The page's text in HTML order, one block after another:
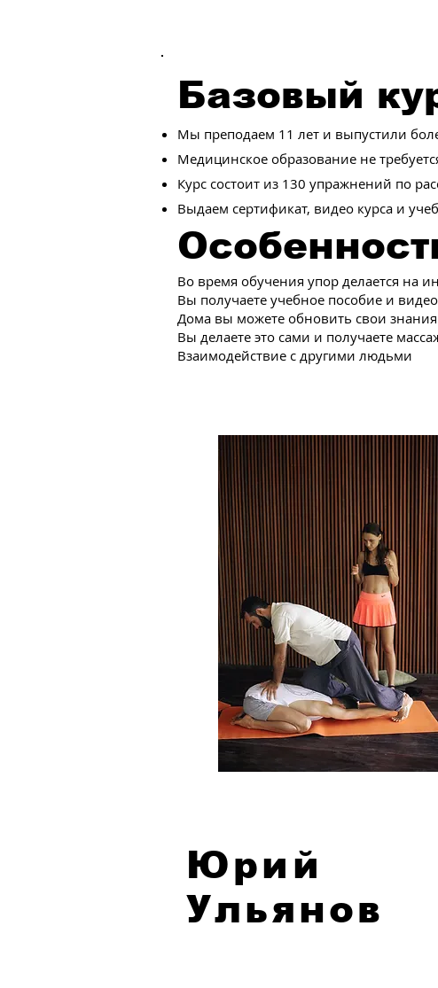
Базовый
Мы преподаем 11 лет и выпустили
Медицинское образование не
Курс состоит из 130 упражнений по
Выдаем сертификат, видео курса и
Во время обучения упор делается на
Вы получаете учебное пособие и
Дома вы можете обновить свои
Вы делаете это сами и получаете
Взаимодействие с другими людьми
Юрий
Ульянов